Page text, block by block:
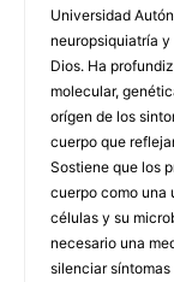
Universidad
neuropsiquiatría
Dios. Ha
molecular,
orígen de los
cuerpo que
Sostiene que los
cuerpo como una
células y su
necesario una
silenciar